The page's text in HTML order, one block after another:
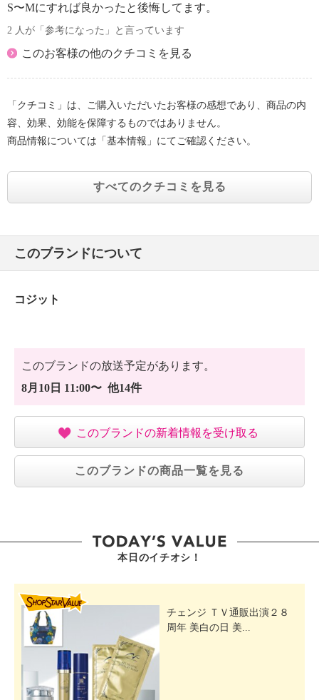
S〜Mにすれば良かったと後悔してます。
2 人が「参考になった」と言っています
このお客様の他のクチコミを見る
「クチコミ」は、ご購入いただいたお客様の感想であり、商品の内
容、効果、効能を保障するものではありません。
商品情報については「基本情報」にてご確認ください。
すべてのクチコミを見る
このブランドについて
コジット
このブランドの放送予定があります。
8月10日 11:00〜 他14件
このブランドの新着情報を受け取る
このブランドの商品一覧を見る
本日のイチオシ！
チェンジ ＴＶ通販出演２８
周年 美白の日 美...